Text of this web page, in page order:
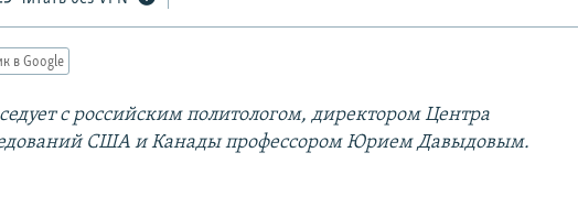
в Google
с российским политологом, директором Центра
США и Канады профессором Юрием Давыдовым.